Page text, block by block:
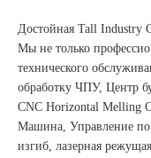
Достойная Tall Industry
Мы не только
технического
обработку ЧПУ, Центр
CNC Horizontal Melling
Машина, Управление по
изгиб, лазерная